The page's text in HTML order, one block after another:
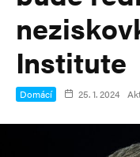
Institute
Domácí 25. 1. 2024